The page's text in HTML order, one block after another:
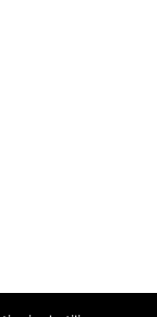
|Accedi